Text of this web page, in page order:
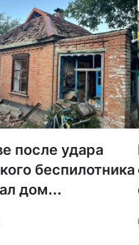
после удара
беспилотника
дом